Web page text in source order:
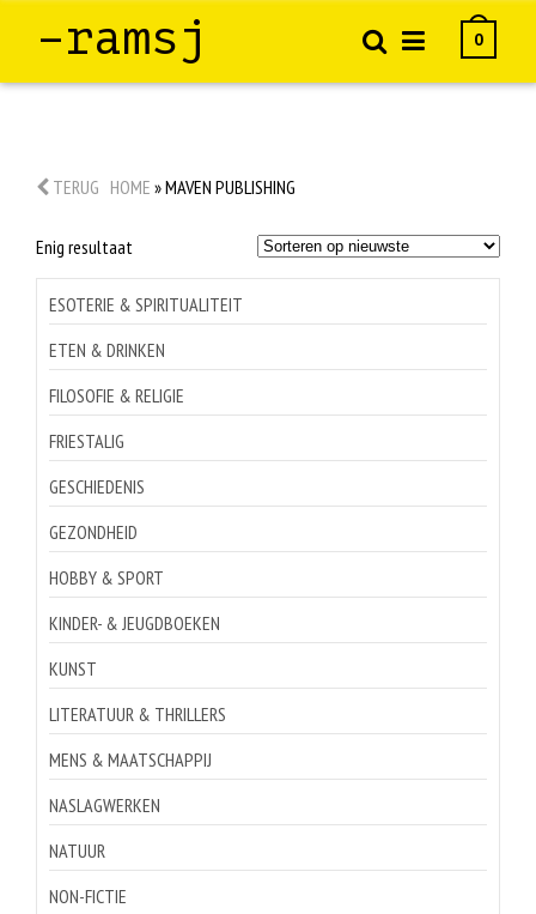
–ramsj 0
TERUG HOME »MAVEN PUBLISHING
Enig resultaat
ESOTERIE & SPIRITUALITEIT
ETEN & DRINKEN
FILOSOFIE & RELIGIE
FRIESTALIG
GESCHIEDENIS
GEZONDHEID
HOBBY & SPORT
KINDER- & JEUGDBOEKEN
KUNST
LITERATUUR & THRILLERS
MENS & MAATSCHAPPIJ
NASLAGWERKEN
NATUUR
NON-FICTIE